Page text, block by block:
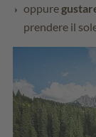
oppure
prendere il